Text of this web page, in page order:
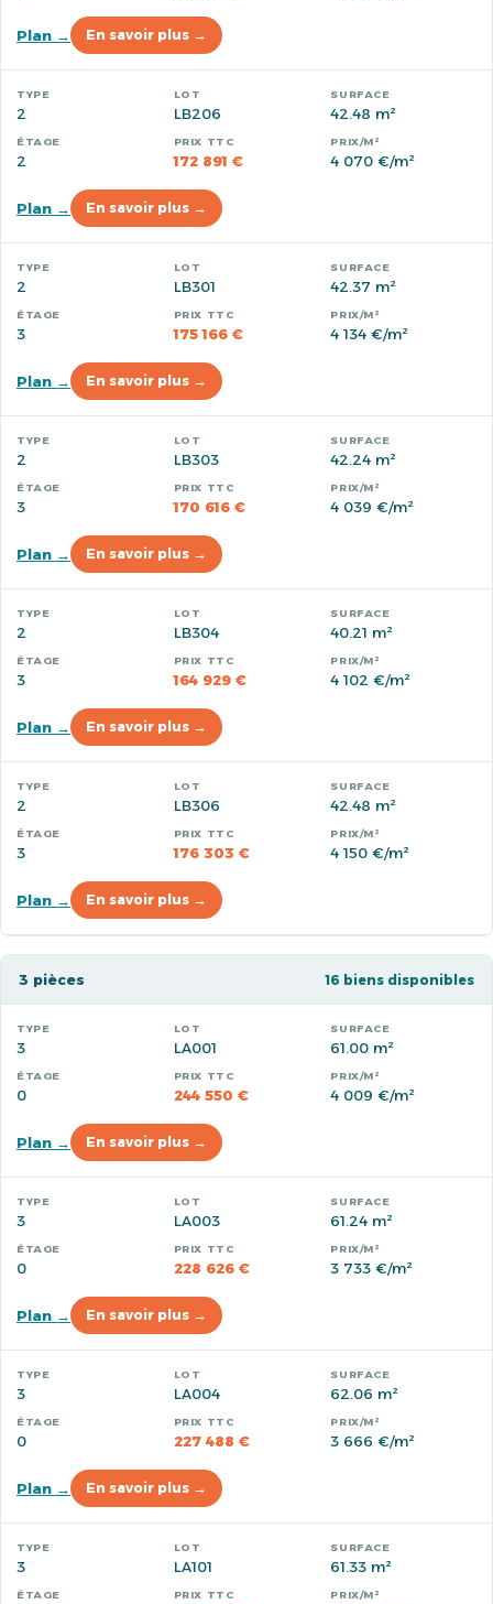
Plan → En savoir plus →
2 LB206 42.48 m²
2 172 891 € 4 070 €/m²
Plan → En savoir plus →
2 LB301 42.37 m²
3 175 166 € 4 134 €/m²
Plan → En savoir plus →
2 LB303 42.24 m²
3 170 616 € 4 039 €/m²
Plan → En savoir plus →
2 LB304 40.21 m²
3 164 929 € 4 102 €/m²
Plan → En savoir plus →
2 LB306 42.48 m²
3 176 303 € 4 150 €/m²
Plan → En savoir plus →
3 pièces 16 biens disponibles
3 LA001 61.00 m²
0 244 550 € 4 009 €/m²
Plan → En savoir plus →
3 LA003 61.24 m²
0 228 626 € 3 733 €/m²
Plan → En savoir plus →
3 LA004 62.06 m²
0 227 488 € 3 666 €/m²
Plan → En savoir plus →
3 LA101 61.33 m²